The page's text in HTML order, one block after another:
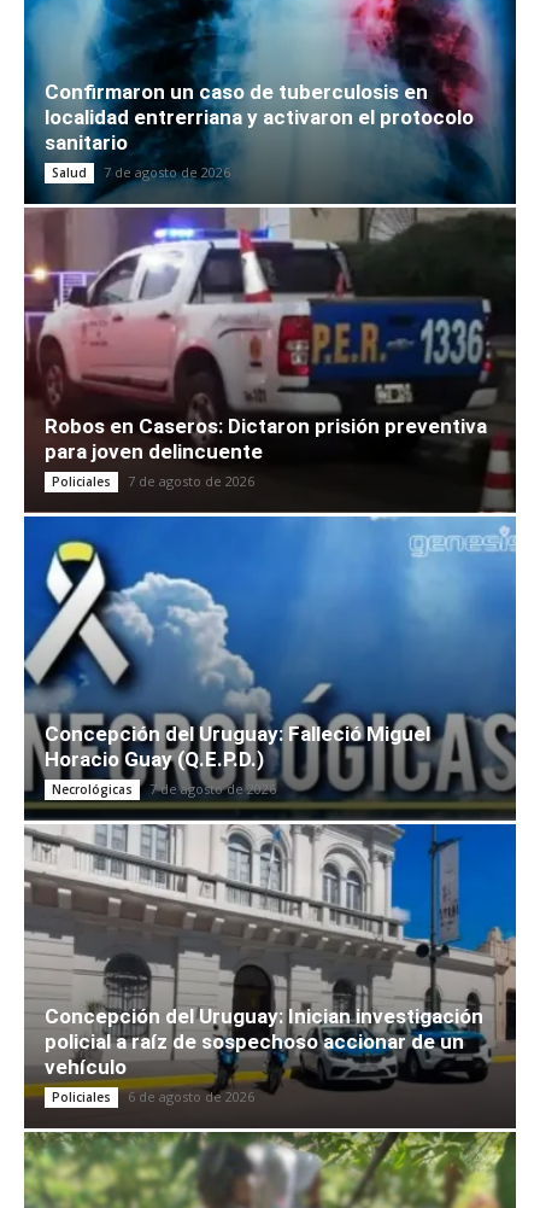
Confirmaron un caso de tuberculosis en
localidad entrerriana y activaron el protocolo
sanitario
Salud 7 de agosto de 2026
Robos en Caseros: Dictaron prisión preventiva
para joven delincuente
Policiales 7 de agosto de 2026
Concepción del Uruguay: Falleció Miguel
Horacio Guay (Q.E.P.D.)
Necrológicas 7 de agosto de 2026
Concepción del Uruguay: Inician investigación
policial a raíz de sospechoso accionar de un
vehículo
Policiales 6 de agosto de 2026